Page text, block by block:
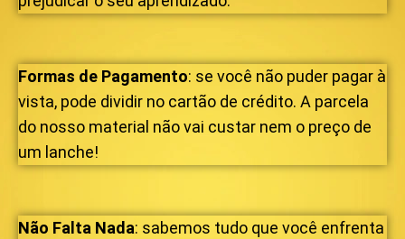
Formas de Pagamento: se você não puder pagar à
vista, pode dividir no cartão de crédito. A parcela
do nosso material não vai custar nem o preço de
um lanche!
Não Falta Nada: sabemos tudo que você enfrenta